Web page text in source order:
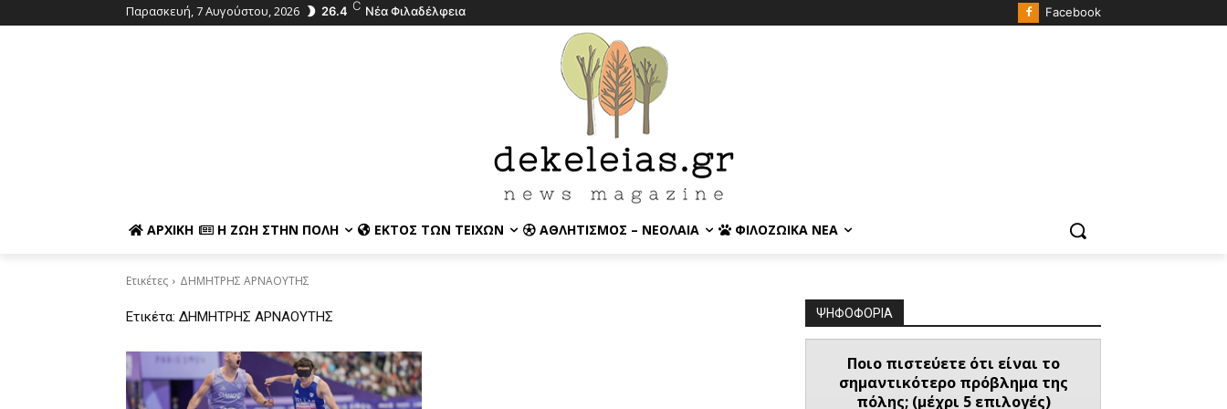
Παρασκευή, 7 Αυγούστου, 2026 26.4 C Νέα Φιλαδέλφεια Facebook
ΑΡΧΙΚΉ Η ΖΩΉ ΣΤΗΝ ΠΌΛΗ ΕΚΤΌΣ ΤΩΝ ΤΕΙΧΏΝ ΑΘΛΗΤΙΣΜΌΣ – ΝΕΟΛΑΊΑ ΦΙΛΟΖΩΙΚΆ ΝΈΑ
Ετικέτες ΔΗΜΗΤΡΗΣ ΑΡΝΑΟΥΤΗΣ
Ετικέτα: ΔΗΜΗΤΡΗΣ ΑΡΝΑΟΥΤΗΣ ΨΗΦΟΦΟΡΙΑ
Ποιο πιστεύετε ότι είναι το
σημαντικότερο πρόβλημα της
πόλης; (μέχρι 5 επιλογές)